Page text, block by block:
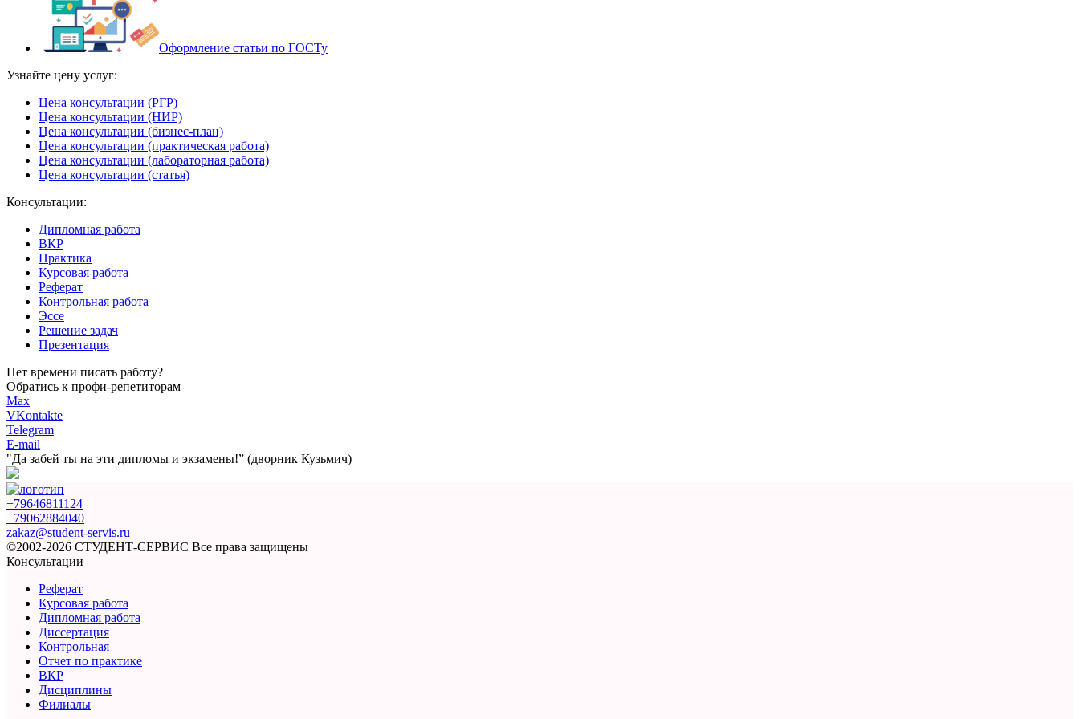
Оформление статьи по ГОСТу
Узнайте цену услуг:
Цена консультации (РГР)
Цена консультации (НИР)
Цена консультации (бизнес-план)
Цена консультации (практическая работа)
Цена консультации (лабораторная работа)
Цена консультации (статья)
Консультации:
Дипломная работа
ВКР
Практика
Курсовая работа
Реферат
Контрольная работа
Эссе
Решение задач
Презентация
Нет времени писать работу?
Обратись к профи-репетиторам
Max
VKontakte
Telegram
E-mail
"Да забей ты на эти дипломы и экзамены!” (дворник Кузьмич)
+79646811124
+79062884040
zakaz@student-servis.ru
©2002-2026 СТУДЕНТ-СЕРВИС Все права защищены
Консультации
Реферат
Курсовая работа
Дипломная работа
Диссертация
Контрольная
Отчет по практике
ВКР
Дисциплины
Филиалы